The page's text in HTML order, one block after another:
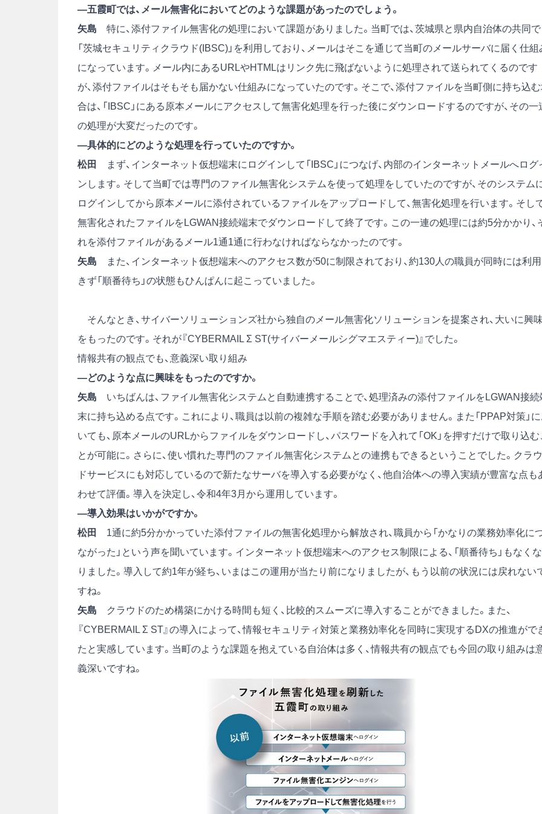
―五霞町では、メール無害化においてどのような課題があったのでしょう。
矢島 特に、添付ファイル無害化の処理において課題がありました。当町では、茨城県と県内自治体の共同で
「茨城セキュリティクラウド(IBSC)」を利用しており、メールはそこを通じて当町のメールサーバに届く仕組
になっています。メール内にあるURLやHTMLはリンク先に飛ばないように処理されて送られてくるのです
が、添付ファイルはそもそも届かない仕組みになっていたのです。そこで、添付ファイルを当町側に持ち込
合は、「IBSC」にある原本メールにアクセスして無害化処理を行った後にダウンロードするのですが、その一
の処理が大変だったのです。
―具体的にどのような処理を行っていたのですか。
松田
まず、インターネット仮想端末にログインして「IBSC」につなげ、内部のインターネットメールへログ
ンします。そして当町では専門のファイル無害化システムを使って処理をしていたのですが、そのシステム
ログインしてから原本メールに添付されているファイルをアップロードして、無害化処理を行います。そし
無害化されたファイルをLGWAN接続端末でダウンロードして終了です。この一連の処理には約5分かかり、
れを添付ファイルがあるメール1通1通に行わなければならなかったのです。
矢島
また、インターネット仮想端末へのアクセス数が50に制限されており、約130人の職員が同時には利
きず「順番待ち」の状態もひんぱんに起こっていました。
そんなとき、サイバーソリューションズ社から独自のメール無害化ソリューションを提案され、大いに興
をもったのです。それが『CYBERMAIL Σ ST(サイバーメールシグマエスティー)』でした。
情報共有の観点でも、意義深い取り組み
―どのような点に興味をもったのですか。
矢島 いちばんは、ファイル無害化システムと自動連携することで、処理済みの添付ファイルをLGWAN接続
末に持ち込める点です。これにより、職員は以前の複雑な手順を踏む必要がありません。また「PPAP対策」
いても、原本メールのURLからファイルをダウンロードし、パスワードを入れて「OK」を押すだけで取り込む
とが可能に。さらに、使い慣れた専門のファイル無害化システムとの連携もできるということでした。クラウ
ドサービスにも対応しているので新たなサーバを導入する必要がなく、他自治体への導入実績が豊富な点も
わせて評価。導入を決定し、令和4年3月から運用しています。
―導入効果はいかがですか。
松田
1通に約5分かかっていた添付ファイルの無害化処理から解放され、職員から「かなりの業務効率化に
ながった」という声を聞いています。インターネット仮想端末へのアクセス制限による、「順番待ち」もなくな
りました。導入して約1年が経ち、いまはこの運用が当たり前になりましたが、もう以前の状況には戻れない
すね。
矢島 クラウドのため構築にかける時間も短く、比較的スムーズに導入することができました。また、
『CYBERMAIL Σ ST』の導入によって、情報セキュリティ対策と業務効率化を同時に実現するDXの推進がで
たと実感しています。当町のような課題を抱えている自治体は多く、情報共有の観点でも今回の取り組みは
義深いですね。